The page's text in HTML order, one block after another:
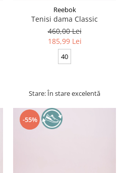
Reebok
Tenisi dama Classic
460,00 Lei
185,99 Lei
40
Stare: În stare excelentă
-55%